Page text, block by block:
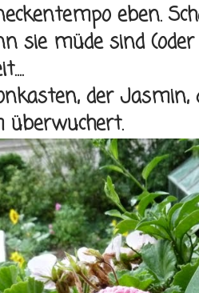
eben.
sie müde sind
der Jasmin,
überwuchert.